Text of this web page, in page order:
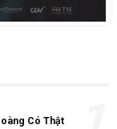
Có Thật